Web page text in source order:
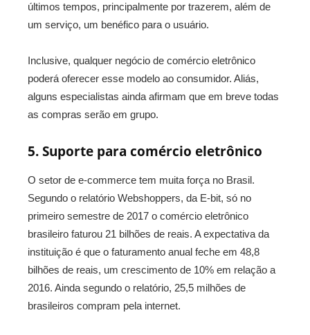
últimos tempos, principalmente por trazerem, além de
um serviço, um benéfico para o usuário.
Inclusive, qualquer negócio de comércio eletrônico
poderá oferecer esse modelo ao consumidor. Aliás,
alguns especialistas ainda afirmam que em breve todas
as compras serão em grupo.
5. Suporte para comércio eletrônico
O setor de e-commerce tem muita força no Brasil.
Segundo o relatório Webshoppers, da E-bit, só no
primeiro semestre de 2017 o comércio eletrônico
brasileiro faturou 21 bilhões de reais. A expectativa da
instituição é que o faturamento anual feche em 48,8
bilhões de reais, um crescimento de 10% em relação a
2016. Ainda segundo o relatório, 25,5 milhões de
brasileiros compram pela internet.